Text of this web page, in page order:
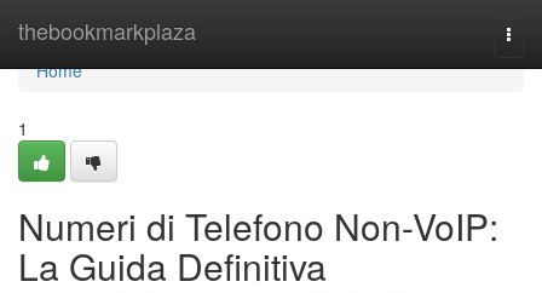
thebookmarkplaza
Home
Home
1
Numeri di Telefono Non-VoIP:
La Guida Definitiva